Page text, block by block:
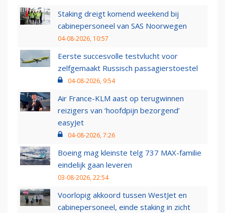
Staking dreigt komend weekend bij
cabinepersoneel van SAS Noorwegen
04-08-2026, 10:57
Eerste succesvolle testvlucht voor
zelfgemaakt Russisch passagierstoestel
04-08-2026, 9:54
Air France-KLM aast op terugwinnen
reizigers van ‘hoofdpijn bezorgend’
easyJet
04-08-2026, 7:26
Boeing mag kleinste telg 737 MAX-familie
eindelijk gaan leveren
03-08-2026, 22:54
Voorlopig akkoord tussen WestJet en
cabinepersoneel, einde staking in zicht